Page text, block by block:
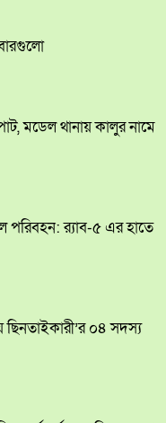
মডেল থানায় কালুর নামে
পরিবহন: র‍্যাব-৫ এর হাতে
০৪ সদস্য